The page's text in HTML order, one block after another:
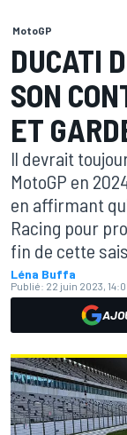
MotoGP
DUCATI
SON
ET
Il devrait
MotoGP en
en affirmant
Racing pour
fin de cette
Léna Buffa
Publié: 22 juin 2023,